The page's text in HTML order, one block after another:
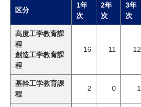
区分
1年
次
2年
次
3年
次
高度工学教育課
程
創造工学教育課
程
16 11 12
基幹工学教育課
程
2 0 1